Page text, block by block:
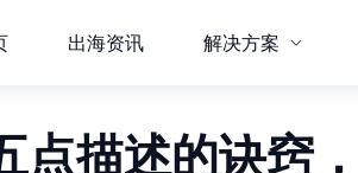
出海资讯 解决方案
点描述的诀窍